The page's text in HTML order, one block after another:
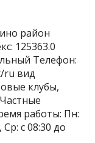
район
125363.0
Телефон:
ru вид
клубы,
работы: Пн:
Ср: с 08:30 до